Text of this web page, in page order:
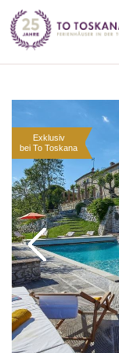
Exklusiv
bei To Toskana